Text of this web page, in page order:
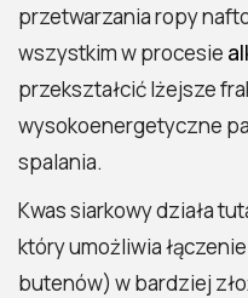
przetwarzania ropy
wszystkim w procesie
przekształcić lżejsze
wysokoenergetyczne
spalania.
Kwas siarkowy działa
który umożliwia
butenów) w bardziej